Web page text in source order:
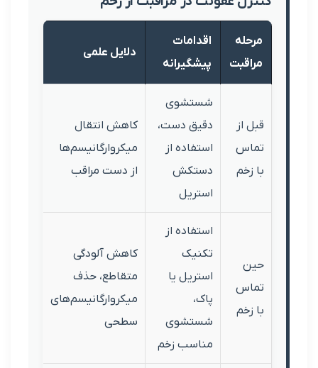
اقدامات
پیشگیرانه
دقیق دست،
استفاده از
دستکش
کاهش انتقال
میکروارگانیسم‌ها
از دست مراقب
استریل یا
شستشوی
کاهش آلودگی
متقاطع، حذف
میکروارگانیسم‌های
سطحی